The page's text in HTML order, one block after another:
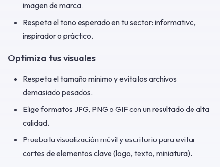
imagen de marca.
Respeta el tono esperado en tu sector: informativo,
inspirador o práctico.
Optimiza tus visuales
Respeta el tamaño mínimo y evita los archivos
demasiado pesados.
Elige formatos JPG, PNG o GIF con un resultado de alta
calidad.
Prueba la visualización móvil y escritorio para evitar
cortes de elementos clave (logo, texto, miniatura).